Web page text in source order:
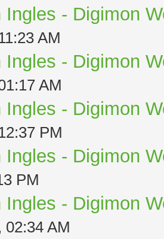
Ingles - Digimon
AM
Ingles - Digimon
AM
Ingles - Digimon
PM
Ingles - Digimon
PM
Ingles - Digimon
02:34 AM